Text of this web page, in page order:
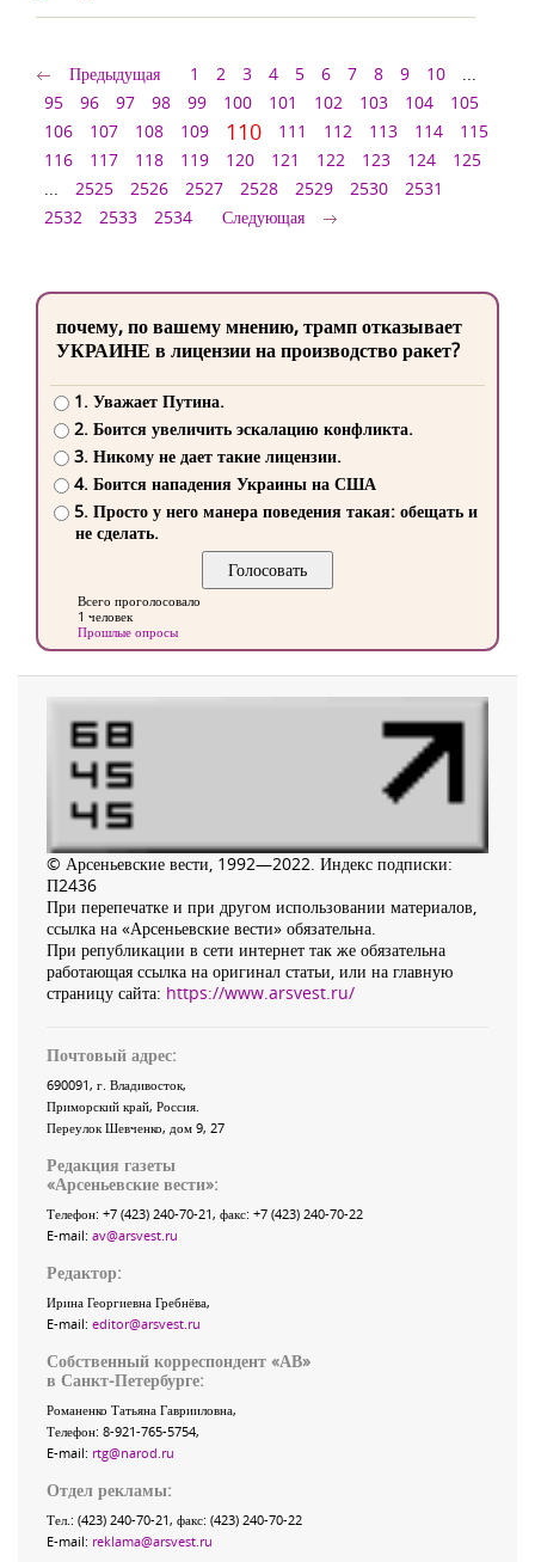
Предыдущая 1 2 3 4 5 6 7 8 9 10
...
95
96 97 98 99 100 101 102 103 104
105
106
107 108 109 110 111 112 113 114
115
116
117 118 119 120 121 122 123 124
125
...
2525 2526 2527 2528 2529 2530
2531
2532
2533 2534 Следующая
почему, по вашему мнению, трамп отказывает
УКРАИНЕ в лицензии на производство ракет?
1. Уважает Путина.
2. Боится увеличить эскалацию конфликта.
3. Никому не дает такие лицензии.
4. Боится нападения Украины на США
5. Просто у него манера поведения такая: обещать и
не сделать.
Всего проголосовало
1 человек
Прошлые опросы
© Арсеньевские вести, 1992—2022. Индекс подписки:
П2436
При перепечатке и при другом использовании материалов,
ссылка на «Арсеньевские вести» обязательна.
При републикации в сети интернет так же обязательна
работающая ссылка на оригинал статьи, или на главную
страницу сайта: https://www.arsvest.ru/
Почтовый адрес:
690091, г. Владивосток,
Приморский край, Россия
Переулок Шевченко, дом 9, 27
Редакция газеты
«Арсеньевские вести»:
Телефон: +7 (423) 240-70-21, факс: +7 (423) 240-70-22
E-mail: av@arsvest.ru
Редактор:
Ирина Георгиевна Гребнёва,
E-mail: editor@arsvest.ru
Собственный корреспондент «АВ»
в Санкт-Петербурге:
Романенко Татьяна Гаврииловна,
Телефон: 8-921-765-5754,
E-mail: rtg@narod.ru
Отдел рекламы:
Тел.: (423) 240-70-21, факс: (423) 240-70-22
E-mail: reklama@arsvest.ru